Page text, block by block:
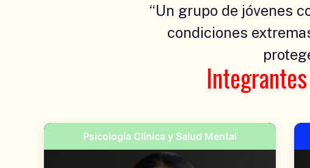
“Un grupo de jóvenes
condiciones
Psicología Clínica y Salud Mental